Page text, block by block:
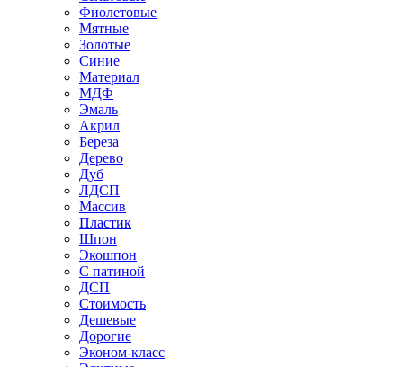
Фиолетовые
Мятные
Золотые
Синие
Материал
МДФ
Эмаль
Акрил
Береза
Дерево
Дуб
ЛДСП
Массив
Пластик
Шпон
Экошпон
С патиной
ДСП
Стоимость
Дешевые
Дорогие
Эконом-класс